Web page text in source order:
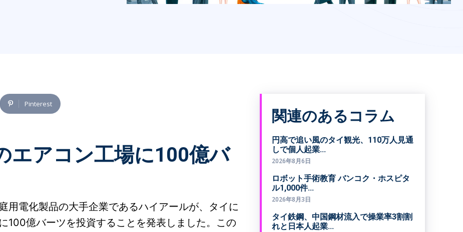
Pinterest
エアコン工場に100億バ
用電化製品の大手企業であるハイアールが、タイに
100億バーツを投資することを発表しました。この
関連のあるコラム
円高で追い風のタイ観光、110万人見通
しで個人起業...
2026年8月6日
ロボット手術教育 バンコク・ホスピタ
ル1,000件...
2026年8月3日
タイ鉄鋼、中国鋼材流入で操業率3割割
れと日本人起業...